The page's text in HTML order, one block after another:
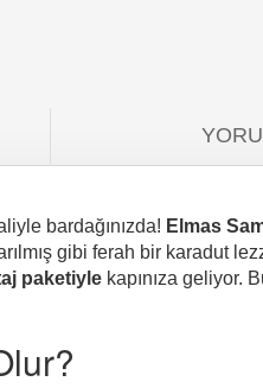
bardağınızda! Elmas
gibi ferah bir karadut
paketiyle kapınıza geliyor.